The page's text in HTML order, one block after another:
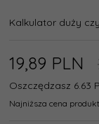
Kalkulator duży
19,89 PLN
Oszczędzasz 6.63
Najniższa cena